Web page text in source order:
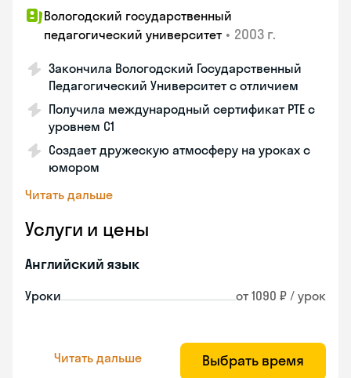
Вологодский государственный
педагогический университет • 2003 г.
Закончила Вологодский Государственный
Педагогический Университет с отличием
Получила международный сертификат PTE с
уровнем C1
Создает дружескую атмосферу на уроках с
юмором
Читать дальше
Услуги и цены
Английский язык
Уроки от 1090 ₽ / урок
Читать дальше Выбрать время